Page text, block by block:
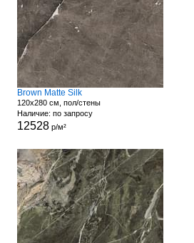
Brown Matte Silk
120x280 см, пол/стены
Наличие: по запросу
12528р/м²